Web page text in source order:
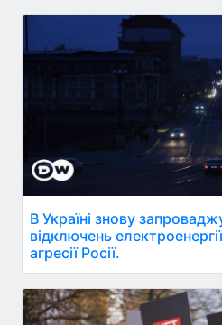
В Україні знову
відключень
агресії Росії.